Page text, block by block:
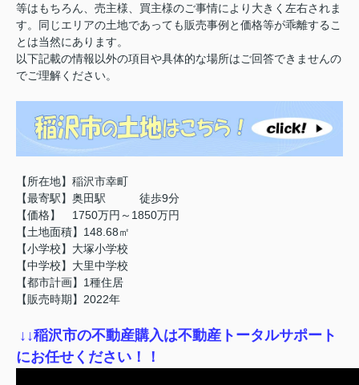
等はもちろん、売主様、買主様のご事情により大きく左右されま
す。同じエリアの土地であっても販売事例と価格等が乖離するこ
とは当然にあります。
以下記載の情報以外の項目や具体的な場所はご回答できませんの
でご理解ください。
【所在地】稲沢市幸町
【最寄駅】奥田駅 徒歩9分
【価格】 1750万円～1850万円
【土地面積】148.68㎡
【小学校】大塚小学校
【中学校】大里中学校
【都市計画】1種住居
【販売時期】2022年
↓ ↓稲沢市の不動産購入は不動産トータルサポート
にお任せください！！